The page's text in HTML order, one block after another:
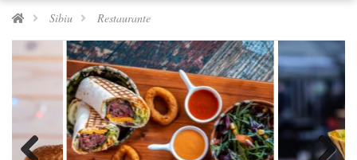
Sibiu Restaurante